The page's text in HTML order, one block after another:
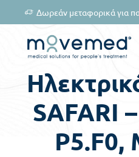
Δωρεάν μεταφορικά για
SAFARI
P5.F0,